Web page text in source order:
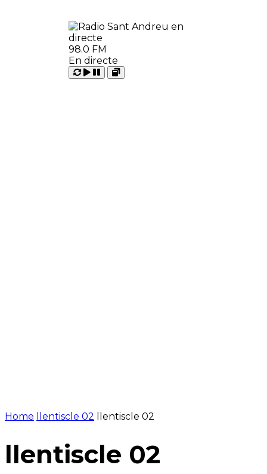
98.0 FM
En directe
Carregant
Reproduir
Pausar
Open
Home llentiscle 02 llentiscle 02
llentiscle 02